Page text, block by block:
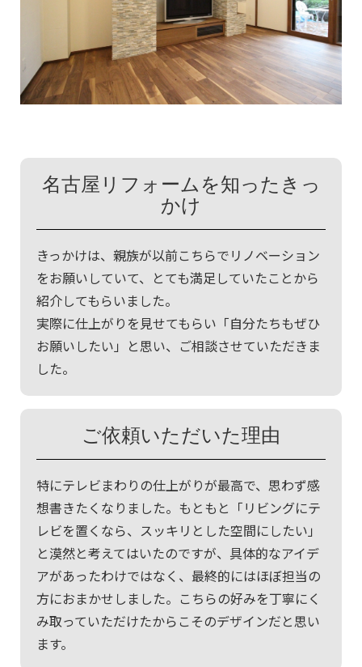
名古屋リフォームを知ったきっ
かけ
きっかけは、親族が以前こちらでリノベーション
をお願いしていて、とても満足していたことから
紹介してもらいました。
実際に仕上がりを見せてもらい「自分たちもぜひ
お願いしたい」と思い、ご相談させていただきま
した。
ご依頼いただいた理由
特にテレビまわりの仕上がりが最高で、思わず感
想書きたくなりました。もともと「リビングにテ
レビを置くなら、スッキリとした空間にしたい」
と漠然と考えてはいたのですが、具体的なアイデ
アがあったわけではなく、最終的にはほぼ担当の
方におまかせしました。こちらの好みを丁寧にく
み取っていただけたからこそのデザインだと思い
ます。